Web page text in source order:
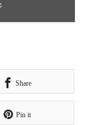
Share
Pin it